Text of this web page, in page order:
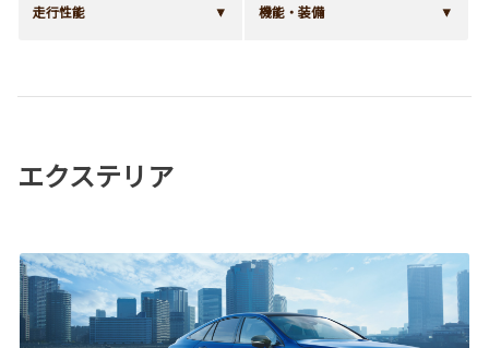
走行性能 機能・装備
エクステリア